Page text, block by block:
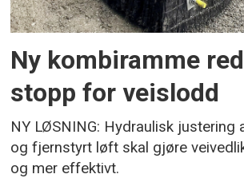
Ny kombiramme
stopp for veislodd
NY LØSNING: Hydraulisk justering
og fjernstyrt løft skal gjøre
og mer effektivt.